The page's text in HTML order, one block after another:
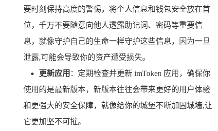
要时刻保持高度的警惕，将个人信息和钱包安全放在首
位，千万不要随意向他人透露助记词、密码等重要信
息，就像守护自己的生命一样守护这些信息，因为一旦
泄露,可能会导致你的资产遭受损失。
更新应用 ：定期检查并更新 imToken 应用，确保你
使用的是最新版本，新版本往往会带来更好的用户体验
和更强大的安全保障，就像给你的城堡不断加固城墙,让
它更加坚不可摧。